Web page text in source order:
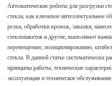
Автоматические роботы для разгрузки
стекла, как ключевое интеллектуальное
резки, обработки кромок, закалки,
стеклопакетов и другие, выполняют
перемещению, позиционированию,
стекла. В данной статье систематически
принципы работы, технические
эксплуатация и техническое